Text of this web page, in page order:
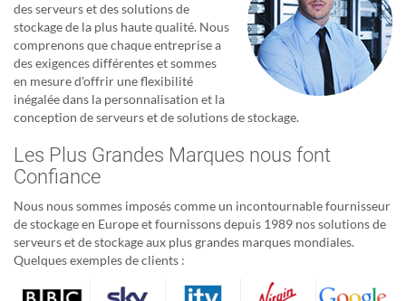
des serveurs et des solutions de
stockage de la plus haute qualité. Nous
comprenons que chaque entreprise a
des exigences différentes et sommes
en mesure d'offrir une flexibilité
inégalée dans la personnalisation et la
conception de serveurs et de solutions de stockage.
Les Plus Grandes Marques nous font
Confiance
Nous nous sommes imposés comme un incontournable fournisseur
de stockage en Europe et fournissons depuis 1989 nos solutions de
serveurs et de stockage aux plus grandes marques mondiales.
Quelques exemples de clients :